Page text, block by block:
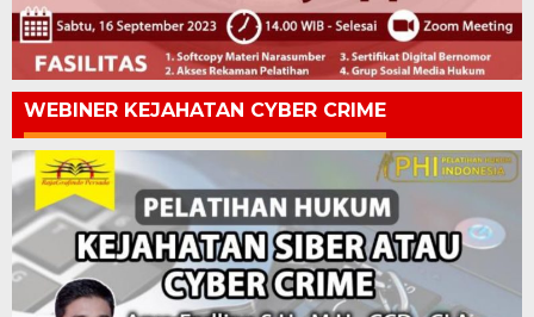
WEBINER KEJAHATAN CYBER CRIME